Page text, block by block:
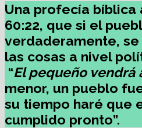
Una profecía bíblica
60:22, que si el
verdaderamente,
las cosas a nivel
“El pequeño vendrá
menor, un pueblo
su tiempo haré que
cumplido pronto”.